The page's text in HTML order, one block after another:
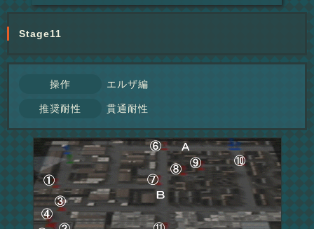
Stage11
操作 エルザ編
推奨耐性 貫通耐性